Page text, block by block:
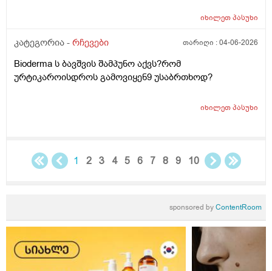
უკბე არადა ჭიჭყიანია ხომ არ ვივლი.ჯერ წულოთ
ტამზე არვარ ასე.წყლოთაც კი ჩიმი წვაც მაქ აქა ოქ
სახეზე წამოერად.ბუნჩენსაც ბავშობიდან ვხმარობ
იხილეთპასუხი
კატეგორია - რჩევები თარიღი :04-06-2026
Bioderma ს ბავშვის შამპუნო აქვს?რომ
ურტიკაროისდროს გამოვიყენ9 უსაბრთხოდ?
იხილეთპასუხი
1 2 3 4 5 6 7 8 9 10
sponsored byContentRoom